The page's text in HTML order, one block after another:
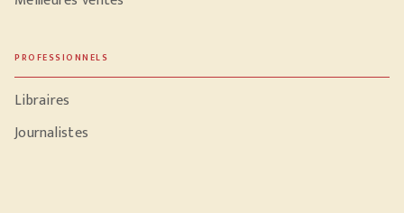
PROFESSIONNELS
Libraires
Journalistes